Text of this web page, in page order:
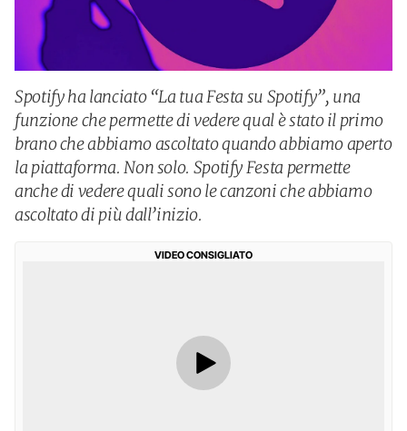
Spotify ha lanciato “La tua Festa su Spotify”, una
funzione che permette di vedere qual è stato il primo
brano che abbiamo ascoltato quando abbiamo aperto
la piattaforma. Non solo. Spotify Festa permette
anche di vedere quali sono le canzoni che abbiamo
ascoltato di più dall’inizio.
VIDEO CONSIGLIATO